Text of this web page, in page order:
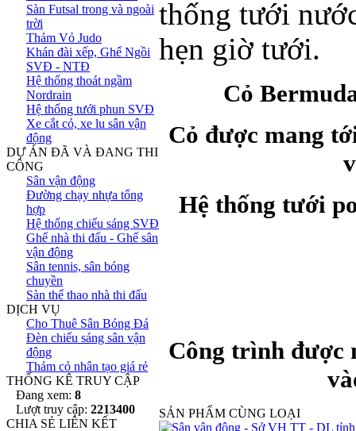
Sàn Futsal trong và ngoài
trời
Thảm Vỏ Judo
Khán đài xếp, Ghế Ngồi
SVĐ - NTĐ
Hệ thống thoát ngầm
Nordrain
Hệ thống tưới phun SVĐ
Xe cắt cỏ, xe lu sân vận
động
DỰ ÁN ĐÃ VÀ ĐANG THI
CÔNG
Sân vận động
Đường chạy nhựa tổng
hợp
Hệ thống chiếu sáng SVĐ
Ghế nhà thi đấu - Ghế sân
vận động
Sân tennis, sân bóng
chuyền
Sàn thể thao nhà thi đấu
DỊCH VỤ
Cho Thuê Sân Bóng Đá
Đèn chiếu sáng sân vận
động
Thảm cỏ nhân tạo giá rẻ
THỐNG KÊ TRUY CẬP
Đang xem: 8
Lượt truy cập: 2213400
CHIA SẺ LIÊN KẾT
thống tưới
hẹn giờ tưới.
Cỏ
Cỏ được mang
Hệ thống tưới
Công trình được
SẢN PHẨM CÙNG LOẠI